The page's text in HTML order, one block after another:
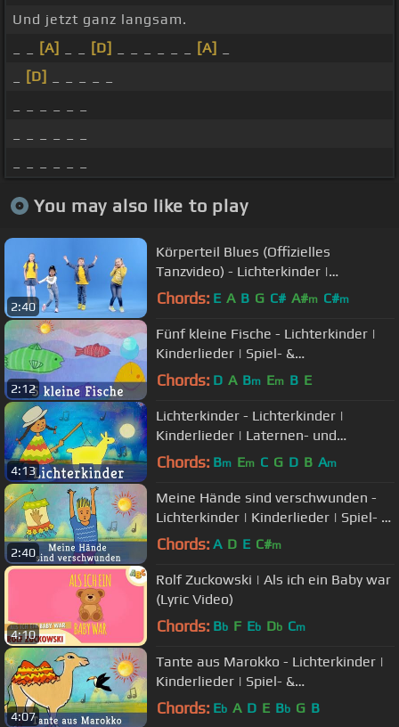
Und jetzt ganz langsam.
[A] [D] [A]
[D]
You may also like to play
2:40
Körperteil Blues (Offizielles
Tanzvideo) - Lichterkinder |
Kinderlieder | Bewegungslieder
Chords: E A B G C# A#m C#m
2:12
Fünf kleine Fische - Lichterkinder |
Kinderlieder | Spiel- &
Bewegungslieder
Chords: D A Bm Em B E
4:13
Lichterkinder - Lichterkinder |
Kinderlieder | Laternen- und
Herbstlieder von Kindern für Kinder
Chords: Bm Em C G D B Am
2:40
Meine Hände sind verschwunden -
Lichterkinder | Kinderlieder | Spiel- &
Bewegungslieder
Chords: A D E C#m
4:10
Rolf Zuckowski | Als ich ein Baby war
(Lyric Video)
Chords: Bb F Eb Db Cm
4:07
Tante aus Marokko - Lichterkinder |
Kinderlieder | Spiel- &
Bewegungslieder
Chords: Eb A D E Bb G B